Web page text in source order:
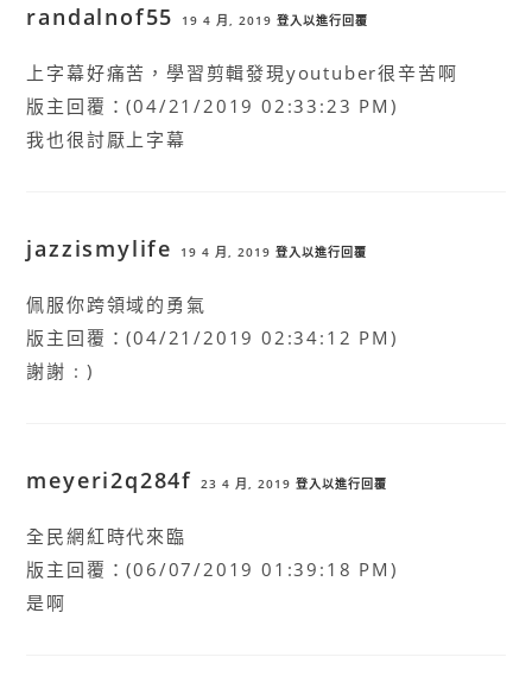
randalnof55 19 4 月, 2019 登入以進行回覆
上字幕好痛苦，學習剪輯發現youtuber很辛苦啊
版主回覆：(04/21/2019 02:33:23 PM)
我也很討厭上字幕
jazzismylife 19 4 月, 2019 登入以進行回覆
佩服你跨領域的勇氣
版主回覆：(04/21/2019 02:34:12 PM)
謝謝 : )
meyeri2q284f 23 4 月, 2019 登入以進行回覆
全民網紅時代來臨
版主回覆：(06/07/2019 01:39:18 PM)
是啊